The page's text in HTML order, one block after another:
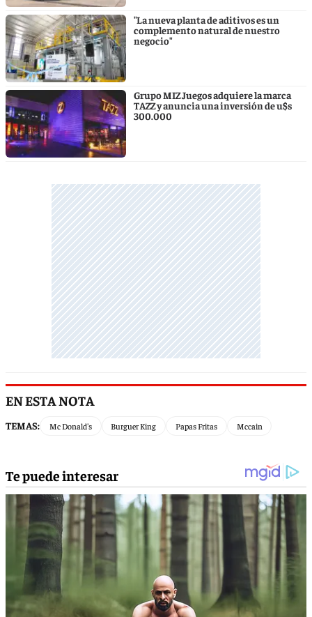
"La nueva planta de aditivos es un
complemento natural de nuestro
negocio"
Grupo MIZ Juegos adquiere la marca
TAZZ y anuncia una inversión de u$s
300.000
EN ESTA NOTA
TEMAS: Mc Donald's Burguer King Papas Fritas Mccain